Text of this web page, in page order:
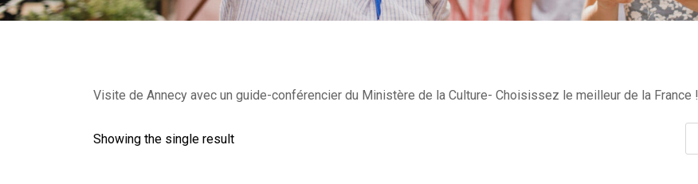
Visite de Annecy avec un guide-conférencier du Ministère de la Culture- Choisissez le meilleur de la France !
Showing the single result